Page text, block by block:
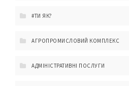
#ТИ ЯК?
АГРОПРОМИСЛОВИЙ КОМПЛЕКС
АДМІНІСТРАТИВНІ ПОСЛУГИ